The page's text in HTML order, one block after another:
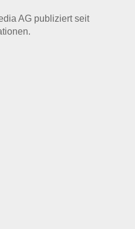
AG publiziert seit